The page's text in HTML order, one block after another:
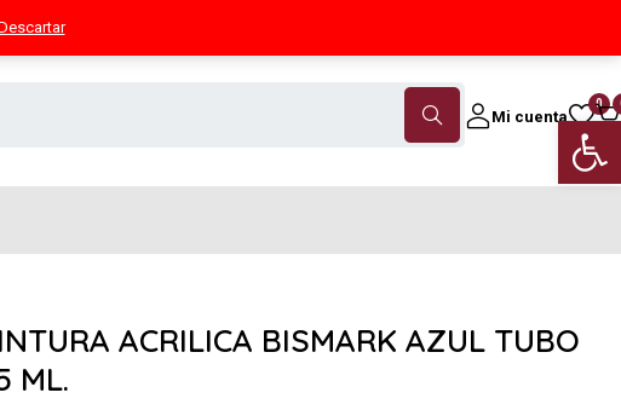
Abrir
Mi cuenta
0
ACRILICA BISMARK AZUL TUBO
ML.